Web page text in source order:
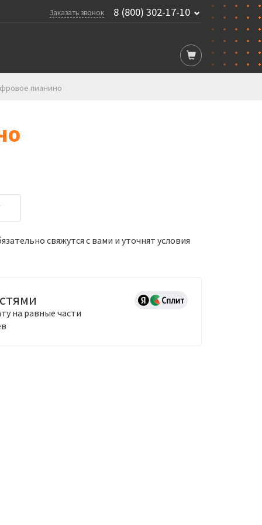
Заказать звонок 8 (800) 302-17-10
пианино
свяжутся с вами и уточнят условия
на равные части